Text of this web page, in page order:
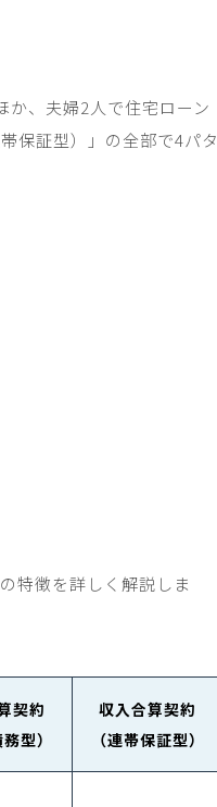
か、夫婦2人で住宅ローン
保証型）」の全部で4パタ
特徴を詳しく解説しま
契約
型）
収入合算契約
（連帯保証型）